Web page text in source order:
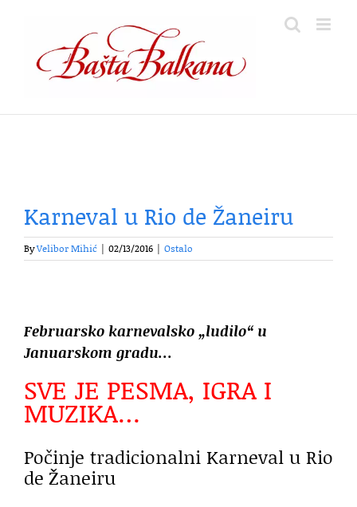
content
Karneval u Rio de Žaneiru
ByVelibor Mihić 02/13/2016 Ostalo
Februarsko karnevalsko „ludilo“ u
Januarskom gradu…
SVE JE PESMA, IGRA I
MUZIKA…
Počinje tradicionalni Karneval u Rio
de Žaneiru